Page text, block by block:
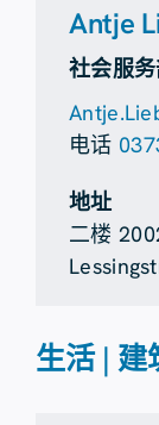
Antje
社会服
电话
地址
二楼
生活 | 建